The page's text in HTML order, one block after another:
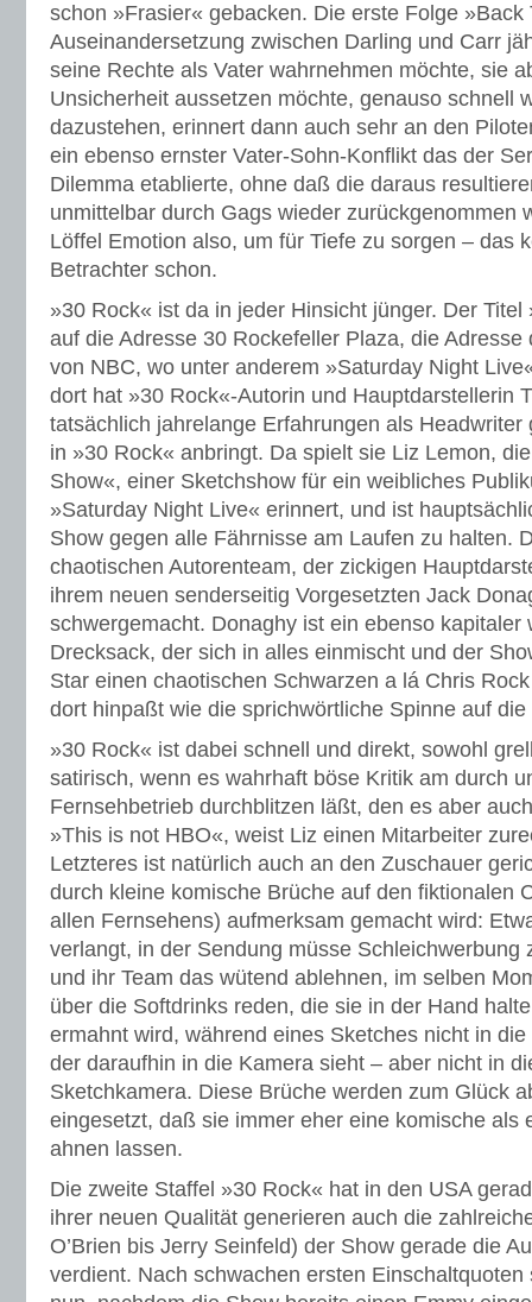
schon »Frasier« gebacken. Die erste Folge »Back
Auseinandersetzung zwischen Darling und Carr
seine Rechte als Vater wahrnehmen möchte, sie
Unsicherheit aussetzen möchte, genauso schnell
dazustehen, erinnert dann auch sehr an den
ein ebenso ernster Vater-Sohn-Konflikt das der
Dilemma etablierte, ohne daß die daraus
unmittelbar durch Gags wieder zurückgenommen
Löffel Emotion also, um für Tiefe zu sorgen – das
Betrachter schon.
»30 Rock« ist da in jeder Hinsicht jünger. Der
auf die Adresse 30 Rockefeller Plaza, die Adresse
von NBC, wo unter anderem »Saturday Night
dort hat »30 Rock«-Autorin und Hauptdarstellerin
tatsächlich jahrelange Erfahrungen als Headwriter
in »30 Rock« anbringt. Da spielt sie Liz Lemon,
Show«, einer Sketchshow für ein weibliches
»Saturday Night Live« erinnert, und ist
Show gegen alle Fährnisse am Laufen zu halten.
chaotischen Autorenteam, der zickigen
ihrem neuen senderseitig Vorgesetzten Jack
schwergemacht. Donaghy ist ein ebenso kapitaler
Drecksack, der sich in alles einmischt und der
Star einen chaotischen Schwarzen a lá Chris
dort hinpaßt wie die sprichwörtliche Spinne auf
»30 Rock« ist dabei schnell und direkt, sowohl
satirisch, wenn es wahrhaft böse Kritik am durch
Fernsehbetrieb durchblitzen läßt, den es aber
»This is not HBO«, weist Liz einen Mitarbeiter
Letzteres ist natürlich auch an den Zuschauer
durch kleine komische Brüche auf den fiktionalen
allen Fernsehens) aufmerksam gemacht wird:
verlangt, in der Sendung müsse Schleichwerbung
und ihr Team das wütend ablehnen, im selben
über die Softdrinks reden, die sie in der Hand
ermahnt wird, während eines Sketches nicht in
der daraufhin in die Kamera sieht – aber nicht in
Sketchkamera. Diese Brüche werden zum Glück
eingesetzt, daß sie immer eher eine komische als
ahnen lassen.
Die zweite Staffel »30 Rock« hat in den USA
ihrer neuen Qualität generieren auch die
O’Brien bis Jerry Seinfeld) der Show gerade die
verdient. Nach schwachen ersten